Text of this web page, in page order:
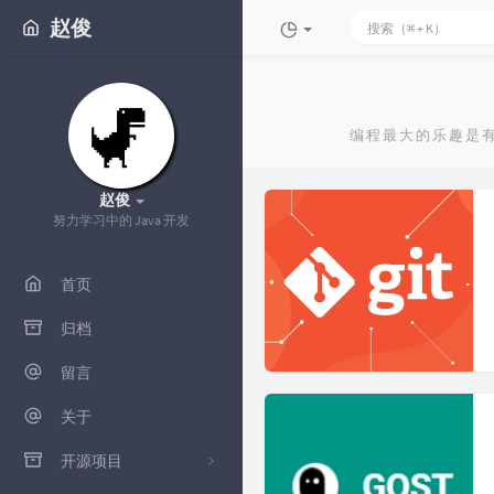
赵俊
赵俊
努力学习中的 Java 开发
首页
归档
留言
关于
开源项目
编程最大的乐趣是